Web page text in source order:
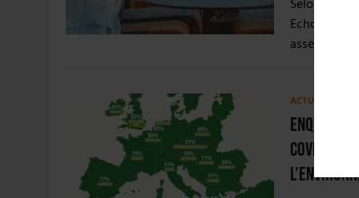
Selon un
Echos et
assez
ACTUS
Enquête
Covid-19